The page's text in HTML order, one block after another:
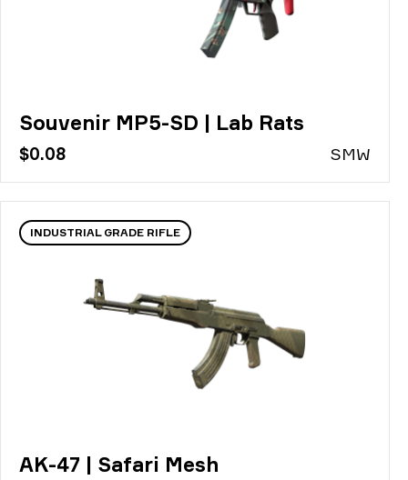
Souvenir MP5-SD | Lab Rats
$0.08 SMW
INDUSTRIAL GRADE RIFLE
AK-47 | Safari Mesh